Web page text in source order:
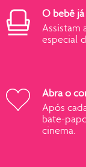
O bebê
Assistam
especial
Abra o
Após
bate-
cinema.